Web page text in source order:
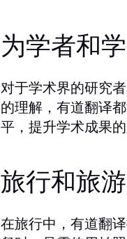
为学者和
对于学术界的研究
的理解，有道翻译
平，提升学术成果的
旅行和旅
在旅行中，有道翻